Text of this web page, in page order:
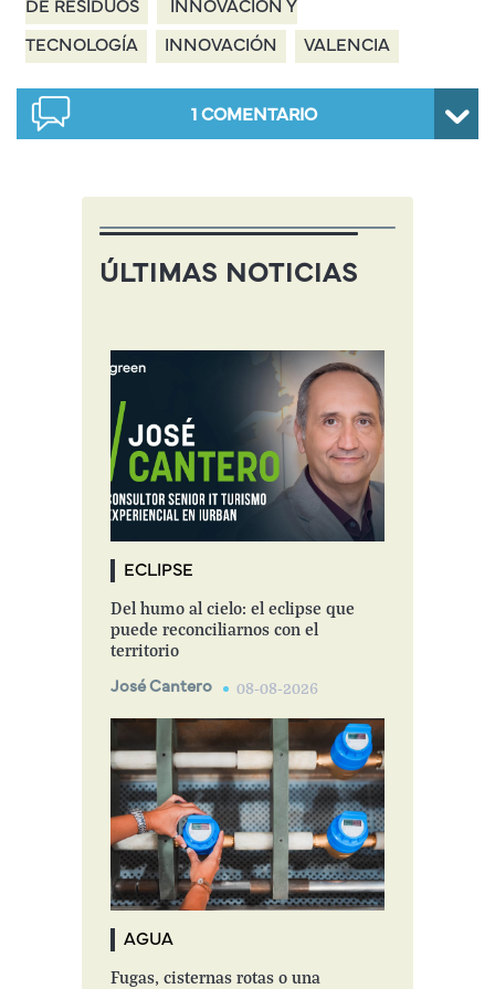
DE RESIDUOS INNOVACIÓN Y
TECNOLOGÍA INNOVACIÓN VALENCIA
1 COMENTARIO
ÚLTIMAS NOTICIAS
ECLIPSE
Del humo al cielo: el eclipse que
puede reconciliarnos con el
territorio
José Cantero 08-08-2026
AGUA
Fugas, cisternas rotas o una